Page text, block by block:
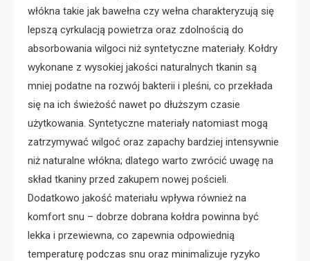
włókna takie jak bawełna czy wełna charakteryzują się
lepszą cyrkulacją powietrza oraz zdolnością do
absorbowania wilgoci niż syntetyczne materiały. Kołdry
wykonane z wysokiej jakości naturalnych tkanin są
mniej podatne na rozwój bakterii i pleśni, co przekłada
się na ich świeżość nawet po dłuższym czasie
użytkowania. Syntetyczne materiały natomiast mogą
zatrzymywać wilgoć oraz zapachy bardziej intensywnie
niż naturalne włókna; dlatego warto zwrócić uwagę na
skład tkaniny przed zakupem nowej pościeli.
Dodatkowo jakość materiału wpływa również na
komfort snu – dobrze dobrana kołdra powinna być
lekka i przewiewna, co zapewnia odpowiednią
temperaturę podczas snu oraz minimalizuje ryzyko